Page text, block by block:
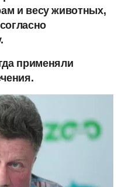
и весу животных,
применяли